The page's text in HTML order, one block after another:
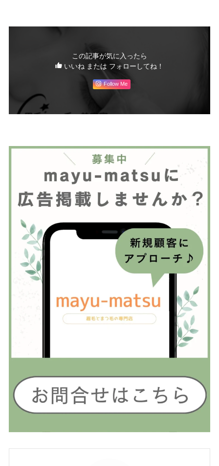
この記事が気に入ったら
いいね または フォローしてね！
Follow Me